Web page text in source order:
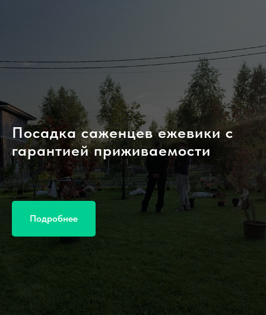
Посадка саженцев ежевики с
гарантией приживаемости
Подробнее